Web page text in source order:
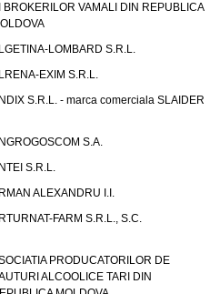
BROKERILOR VAMALI DIN REPUBLICA
LOMBARD S.R.L.
EXIM S.R.L.
S.R.L. - marca comerciala SLAIDER
S.A.
S.R.L.
ALEXANDRU I.I.
FARM S.R.L., S.C.
PRODUCATORILOR DE
ALCOOLICE TARI DIN